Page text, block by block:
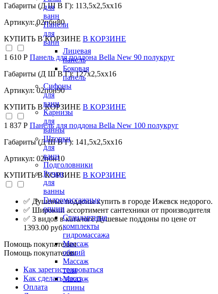
для
ванн
Панели
для
ванн
Лицевая
панель
Боковая
панель
Сифоны
для
ванн
Карнизы
для
ванны
Шторки
для
ванн
Подголовники
Ручки
для
ванны
Гидромассажные
опции
Стандартные
комплекты
гидромассажа
Массаж
общий
Массаж
тела
Массаж
спины
Габариты (Д Ш В Г): 113,5x2,5xx16
Артикул: 02пбн80
КУПИТЬ В КОРЗИНЕ В КОРЗИНЕ
1 610 Р Панель для поддона Bella New 90 полукруг
Габариты (Д Ш В Г): 127x2,5xx16
Артикул: 02пбн90
КУПИТЬ В КОРЗИНЕ В КОРЗИНЕ
1 837 Р Панель для поддона Bella New 100 полукруг
Габариты (Д Ш В Г): 141,5x2,5xx16
Артикул: 02пбн10
КУПИТЬ В КОРЗИНЕ В КОРЗИНЕ
✅ Душевые поддоны купить в городе Ижевск недорого.
✅ Широкий ассортимент сантехники от производителя
✅ 3 видов в каталоге Душевые поддоны по цене от
1393.00 руб.
Помощь покупателям
Помощь покупателям
Как зарегистрироваться
Как сделать заказ
Оплата